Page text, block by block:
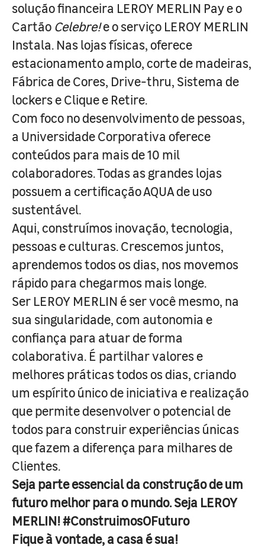
solução financeira LEROY MERLIN Pay e o
Cartão Celebre!e o serviço LEROY MERLIN
Instala. Nas lojas físicas, oferece
estacionamento amplo, corte de madeiras,
Fábrica de Cores, Drive-thru, Sistema de
lockers e Clique e Retire.
Com foco no desenvolvimento de pessoas,
a Universidade Corporativa oferece
conteúdos para mais de 10 mil
colaboradores. Todas as grandes lojas
possuem a certificação AQUA de uso
sustentável.
Aqui, construímos inovação, tecnologia,
pessoas e culturas. Crescemos juntos,
aprendemos todos os dias, nos movemos
rápido para chegarmos mais longe.
Ser LEROY MERLIN é ser você mesmo, na
sua singularidade, com autonomia e
confiança para atuar de forma
colaborativa. É partilhar valores e
melhores práticas todos os dias, criando
um espírito único de iniciativa e realização
que permite desenvolver o potencial de
todos para construir experiências únicas
que fazem a diferença para milhares de
Clientes.
Seja parte essencial da construção de um
futuro melhor para o mundo. Seja LEROY
MERLIN! #ConstruimosOFuturo
Fique à vontade, a casa é sua!